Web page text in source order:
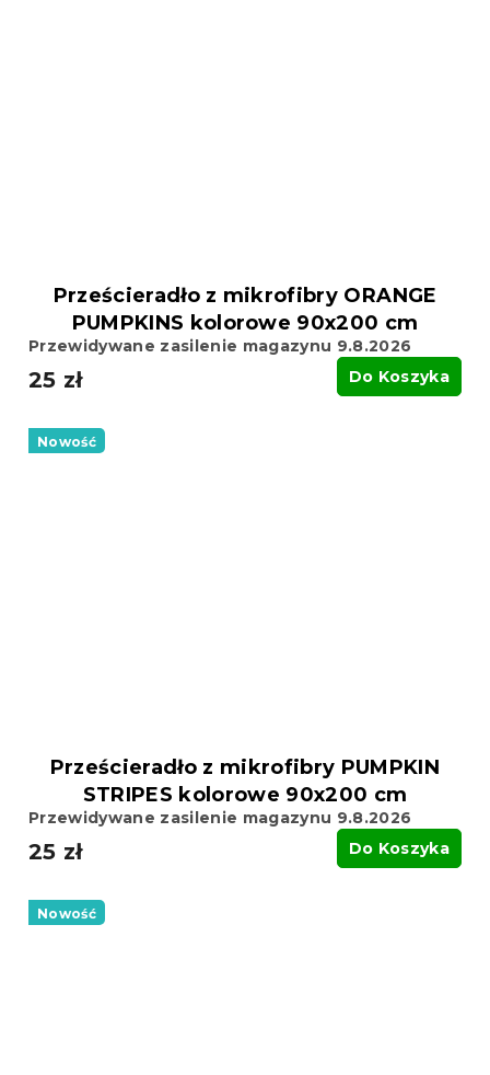
Prześcieradło z mikrofibry ORANGE
PUMPKINS kolorowe 90x200 cm
Przewidywane zasilenie magazynu 9.8.2026
25 zł Do Koszyka
Nowość
Prześcieradło z mikrofibry PUMPKIN
STRIPES kolorowe 90x200 cm
Przewidywane zasilenie magazynu 9.8.2026
25 zł Do Koszyka
Nowość